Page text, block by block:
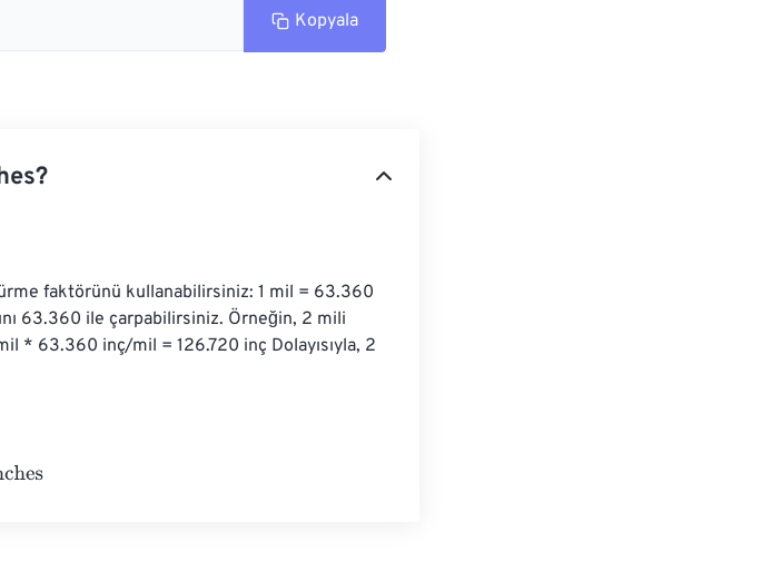
Kopyala
faktörünü kullanabilirsiniz: 1 mil = 63.360
63.360 ile çarpabilirsiniz. Örneğin, 2 mili
* 63.360 inç/mil = 126.720 inç Dolayısıyla, 2